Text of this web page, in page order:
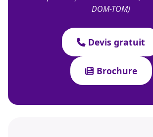
DOM-TOM)
Devis gratuit
Brochure